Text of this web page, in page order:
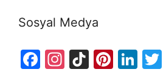
Sosyal Medya
F
In Ti Pi Li